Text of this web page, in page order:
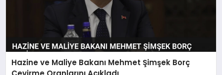
Hazine ve Maliye Bakanı Mehmet Şimşek Borç